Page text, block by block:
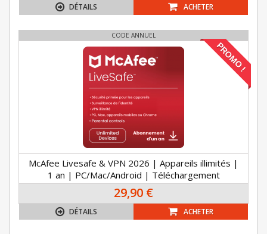
DÉTAILS ACHETER
CODE ANNUEL
PROMO !
McAfee Livesafe & VPN 2026 | Appareils illimités |
1 an | PC/Mac/Android | Téléchargement
29,90 €
DÉTAILS ACHETER